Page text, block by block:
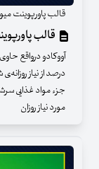
قالب پاورپوینت
قالب
درصد از نیاز
مورد نیاز روزان